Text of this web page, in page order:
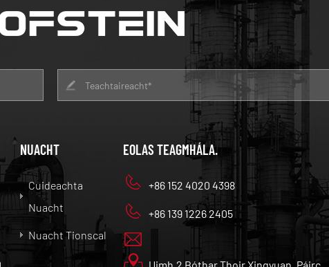
NUACHT
Cuideachta
Nuacht
Nuacht Tionscal
EOLAS TEAGMHÁLA.
+86 152 4020 4398
+86 139 1226 2405